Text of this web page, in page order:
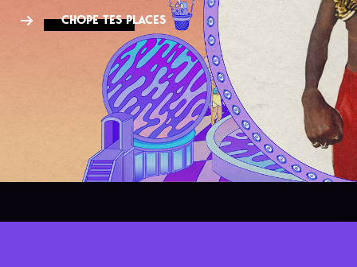
CHOPE TES PLACES